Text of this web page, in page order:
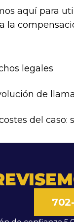
aquí para
la
legales
de
del caso: